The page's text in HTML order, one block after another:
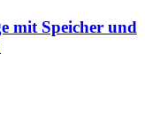
mit Speicher und